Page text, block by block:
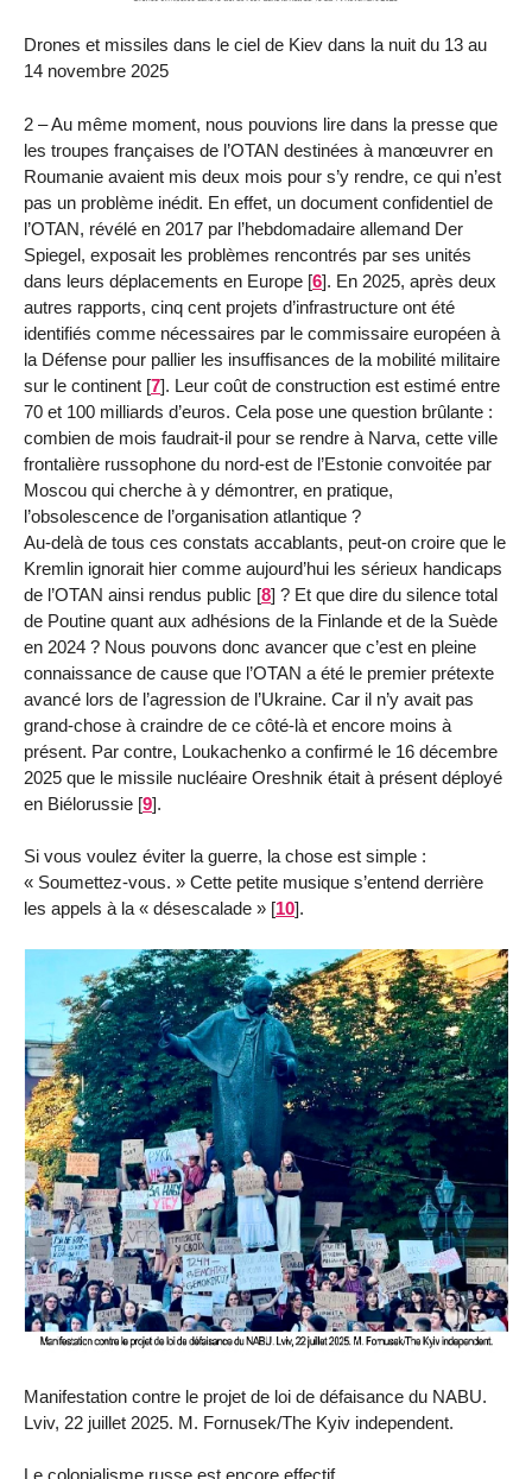
Drones et missiles dans le ciel de Kiev dans la nuit du 13 au
14 novembre 2025
2 – Au même moment, nous pouvions lire dans la presse que
les troupes françaises de l’OTAN destinées à manœuvrer en
Roumanie avaient mis deux mois pour s’y rendre, ce qui n’est
pas un problème inédit. En effet, un document confidentiel de
l’OTAN, révélé en 2017 par l’hebdomadaire allemand Der
Spiegel, exposait les problèmes rencontrés par ses unités
dans leurs déplacements en Europe [6]. En 2025, après deux
autres rapports, cinq cent projets d’infrastructure ont été
identifiés comme nécessaires par le commissaire européen à
la Défense pour pallier les insuffisances de la mobilité militaire
sur le continent [7]. Leur coût de construction est estimé entre
70 et 100 milliards d’euros. Cela pose une question brûlante :
combien de mois faudrait-il pour se rendre à Narva, cette ville
frontalière russophone du nord-est de l’Estonie convoitée par
Moscou qui cherche à y démontrer, en pratique,
l’obsolescence de l’organisation atlantique ?
Au-delà de tous ces constats accablants, peut-on croire que le
Kremlin ignorait hier comme aujourd’hui les sérieux handicaps
de l’OTAN ainsi rendus public [8] ? Et que dire du silence total
de Poutine quant aux adhésions de la Finlande et de la Suède
en 2024 ? Nous pouvons donc avancer que c’est en pleine
connaissance de cause que l’OTAN a été le premier prétexte
avancé lors de l’agression de l’Ukraine. Car il n’y avait pas
grand-chose à craindre de ce côté-là et encore moins à
présent. Par contre, Loukachenko a confirmé le 16 décembre
2025 que le missile nucléaire Oreshnik était à présent déployé
en Biélorussie [9].
Si vous voulez éviter la guerre, la chose est simple :
« Soumettez-vous. » Cette petite musique s’entend derrière
les appels à la « désescalade » [10].
Manifestation contre le projet de loi de défaisance du NABU.
Lviv, 22 juillet 2025. M. Fornusek/The Kyiv independent.